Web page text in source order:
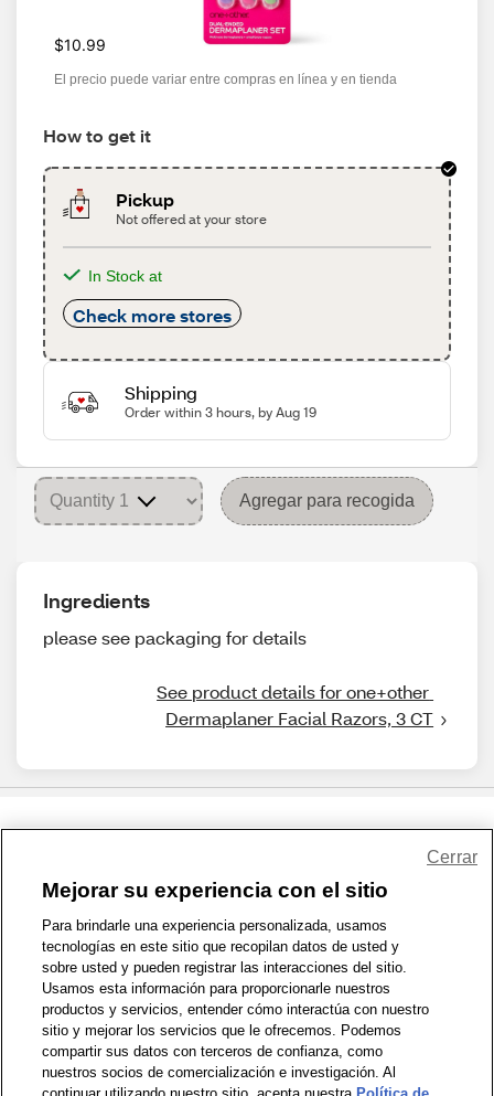
$10.99
El precio puede variar entre compras en línea y en tienda
How to get it
Pickup
Not offered at your store
In Stock at
Check more stores
Shipping
Order within 3 hours, by Aug 19
Agregar para recogida
Ingredients
please see packaging for details
See product details for one+other
Dermaplaner Facial Razors, 3 CT
1-800-679-9691 | Contáctenos | Términos de Uso | Accesibilidad
Política de Privacidad | WA Privacy Policy | Mapa del sitio
Zona de Bienestar | © 1999 - 2026 CVS.com
Mejorar su experiencia con el sitio
Para brindarle una experiencia personalizada, usamos
tecnologías en este sitio que recopilan datos de usted y
sobre usted y pueden registrar las interacciones del sitio.
Usamos esta información para proporcionarle nuestros
productos y servicios, entender cómo interactúa con nuestro
sitio y mejorar los servicios que le ofrecemos. Podemos
compartir sus datos con terceros de confianza, como
nuestros socios de comercialización e investigación. Al
Cerrar